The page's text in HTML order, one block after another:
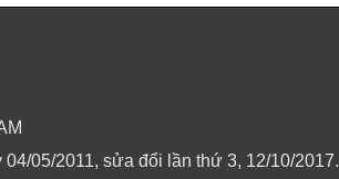
05/2011, sửa đổi lần thứ 3, 12/10/2017.